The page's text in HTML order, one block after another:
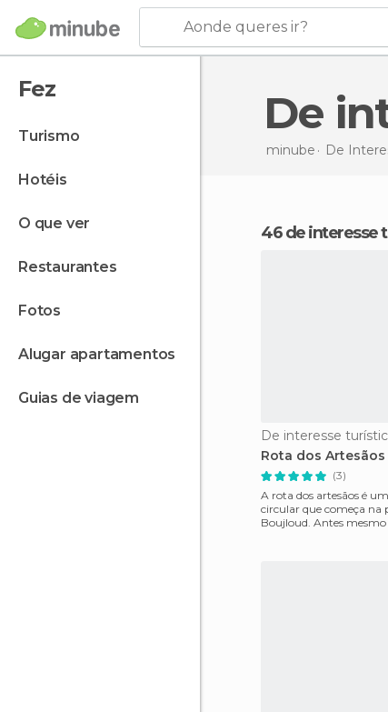
Aonde queres ir?
Fez
turismo
hotéis
o que ver
restaurantes
fotos
alugar apartamentos
guias de viagem
De
minube De
46 de interesse
De interesse
Rota dos Artesãos
(3)
A rota dos artesãos é
circular que começa na
Boujloud. Antes mesmo de terminar de